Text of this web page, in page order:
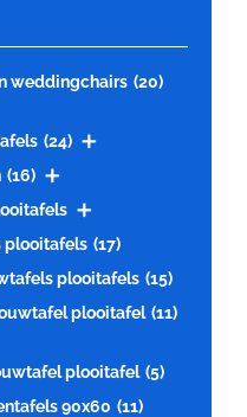
weddingchairs (20)
(24)
(16)
plooitafels (17)
plooitafels (15)
plooitafel (11)
plooitafel (5)
90x60 (11)